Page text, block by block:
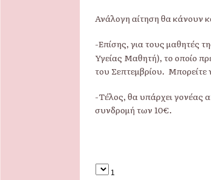
Ανάλογη αίτηση θα κάνουν
-Επίσης, για τους μαθητές
Υγείας Μαθητή), το οποίο
του Σεπτεμβρίου.
-Τέλος, θα υπάρχει γονέας
συνδρομή των 10€.